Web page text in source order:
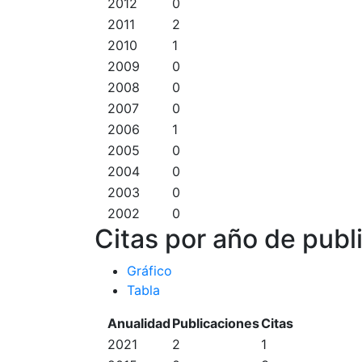
2011
2
2010
1
2009
0
2008
0
2007
0
2006
1
2005
0
2004
0
2003
0
2002
0
Citas por año de
Gráfico
Tabla
AnualidadPublicacionesCitas
2021
2
1